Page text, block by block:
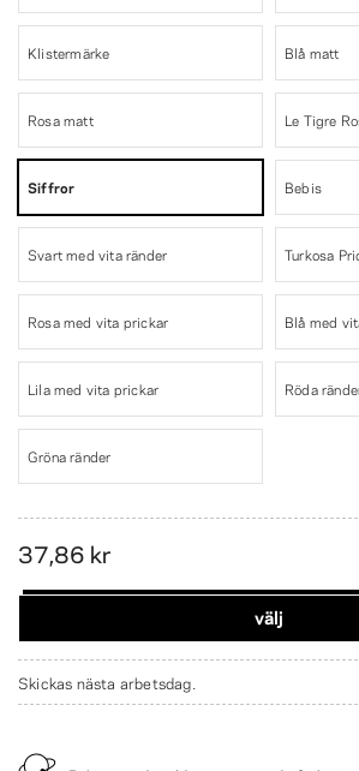
Klistermärke Blå matt
Rosa matt Le Tigre
Siffror Bebis
Svart med vita ränder Turkosa
Rosa med vita prickar Blå med
Lila med vita prickar Röda
Gröna ränder
37,86 kr
välj
Skickas nästa arbetsdag.